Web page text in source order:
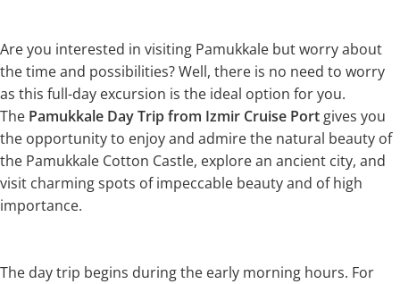
Are you interested in visiting Pamukkale but worry about
the time and possibilities? Well, there is no need to worry
as this full-day excursion is the ideal option for you.
The Pamukkale Day Trip from Izmir Cruise Port gives you
the opportunity to enjoy and admire the natural beauty of
the Pamukkale Cotton Castle, explore an ancient city, and
visit charming spots of impeccable beauty and of high
importance.
The day trip begins during the early morning hours. For